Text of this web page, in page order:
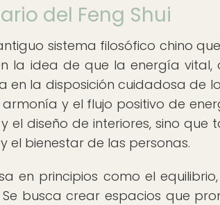
del Feng Shui
sistema filosófico chino
la idea de que la energía vital,
en la disposición cuidadosa de
y el flujo positivo de
el diseño de interiores, sino
el bienestar de las personas.
en principios como el
busca crear espacios que